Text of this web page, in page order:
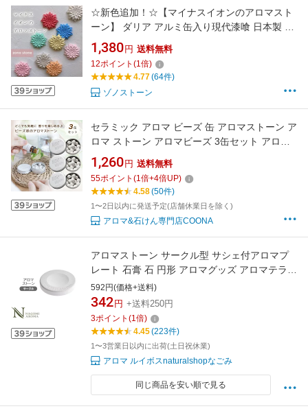
☆新色追加！☆【マイナスイオンのアロマスト
ーン】 ダリア アルミ缶入り現代漆喰 日本製 調
湿 消臭 抗菌性 抗ウイルス性ハンドメイド イン
テリア ギフト プレゼント花 軽い 持ち運びに便
利 安心素材 全9色 送料無料
1,380 円 送料無料
12ポイント (1倍)
4.77(64件)
ゾノストーン
セラミック アロマ ビーズ 缶 アロマストーン ア
ロマ ストーン アロマビーズ 3缶セット アロマ
プレート 日本製
1,260 円 送料無料
55ポイント (1倍+4倍UP)
4.58(50件)
1〜2日以内に発送予定(店舗休業日を除く)
アロマ&石けん専門店COONA
アロマストーン サークル型 サシェ付アロマプ
レート 石膏 石 円形 アロマグッズ アロマテラピ
ー アロマオイル エッセンシャルオイル 精油 ア
ロマディフューザー かわいい おしゃれ インテ
リア ホワイト ギフト プレゼント 香り 揮発 受
け皿 オーガンジー 寝室 トイレ
592円(価格+送料)
342 円 +送料250円
3ポイント (1倍)
4.45(223件)
1〜3営業日以内に出荷(土日祝休業)
アロマ ルイボスnaturalshopなごみ
同じ商品を安い順で見る